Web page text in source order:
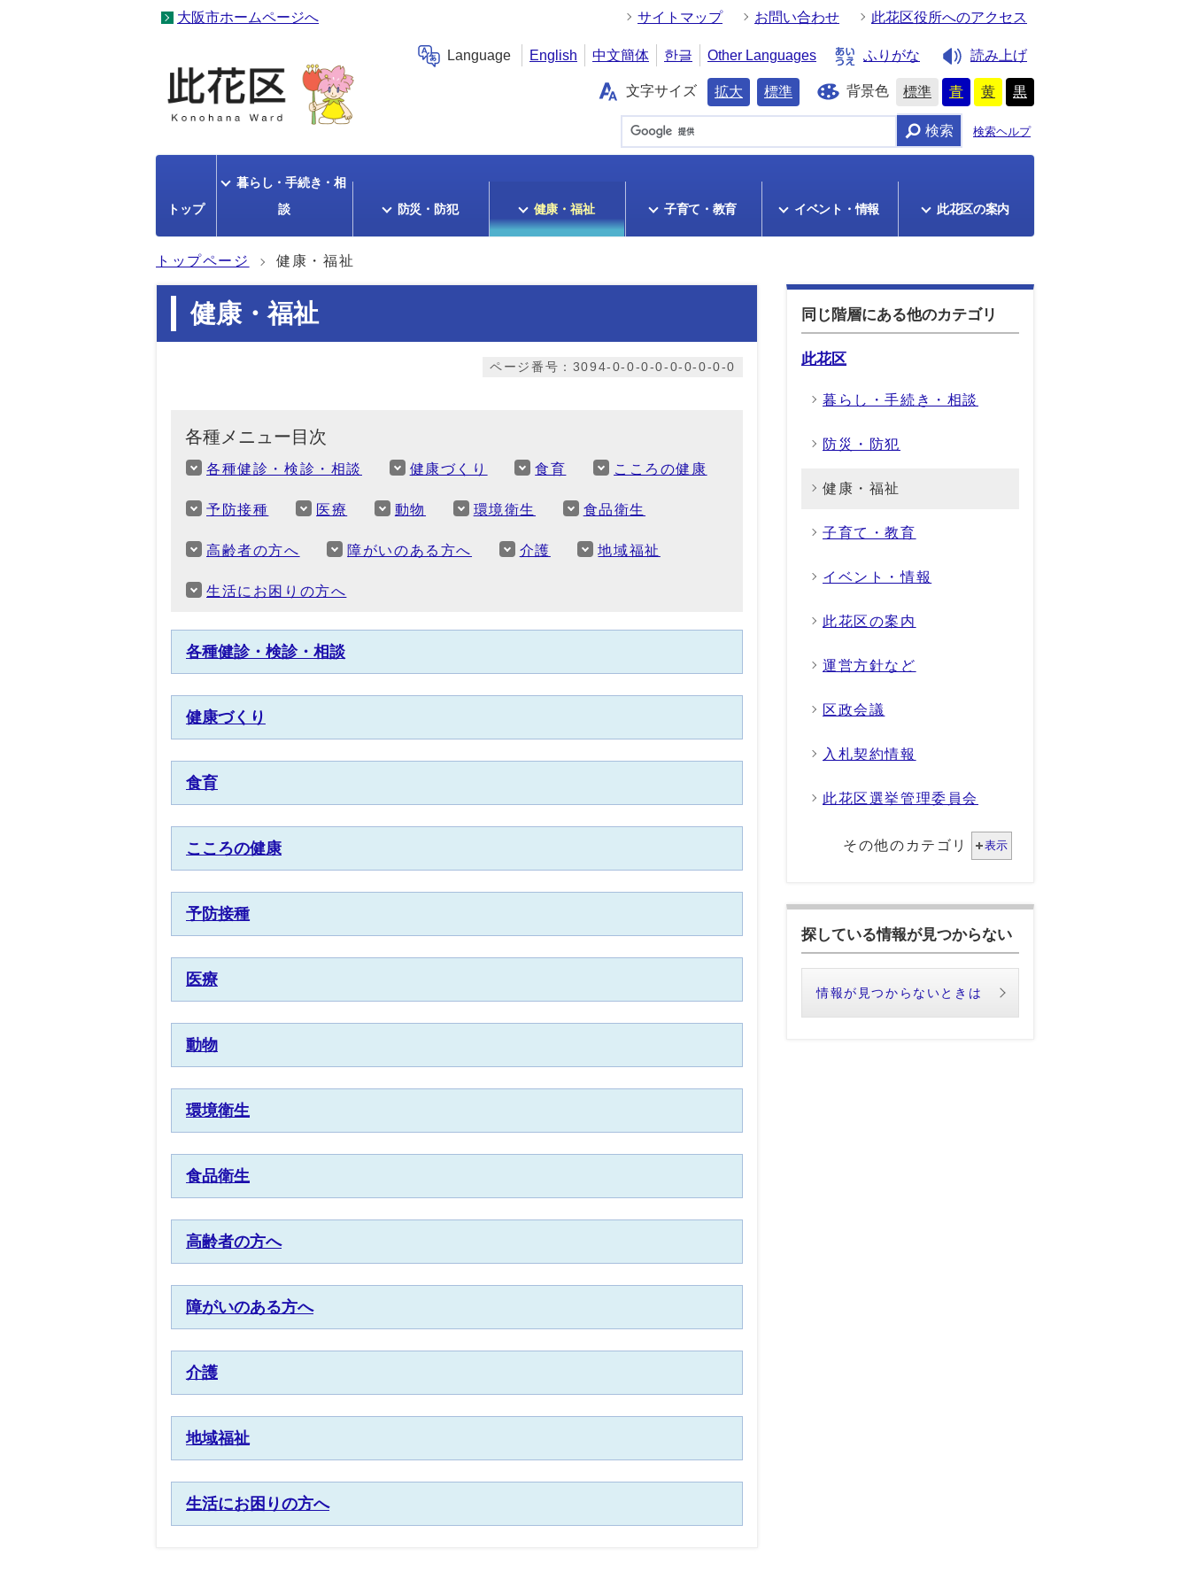
大阪市ホームページへ サイトマップ お問い合わせ 此花区役所へのアクセス
Language English 中文簡体 한글 Other Languages ふりがな 読み上げ
文字サイズ 拡大 標準 背景色 標準 青 黄 黒
検索 検索ヘルプ
トップ
暮らし・手続き・相
談
防災・防犯 健康・福祉 子育て・教育 イベント・情報 此花区の案内
トップページ 健康・福祉
健康・福祉
ページ番号：3094-0-0-0-0-0-0-0-0-0
各種メニュー目次
各種健診・検診・相談 健康づくり 食育 こころの健康
予防接種 医療 動物 環境衛生 食品衛生
高齢者の方へ 障がいのある方へ 介護 地域福祉
生活にお困りの方へ
各種健診・検診・相談
健康づくり
食育
こころの健康
予防接種
医療
動物
環境衛生
食品衛生
高齢者の方へ
障がいのある方へ
介護
地域福祉
生活にお困りの方へ
同じ階層にある他のカテゴリ
此花区
暮らし・手続き・相談
防災・防犯
健康・福祉
子育て・教育
イベント・情報
此花区の案内
運営方針など
区政会議
入札契約情報
此花区選挙管理委員会
その他のカテゴリ 表示
探している情報が見つからない
情報が見つからないときは